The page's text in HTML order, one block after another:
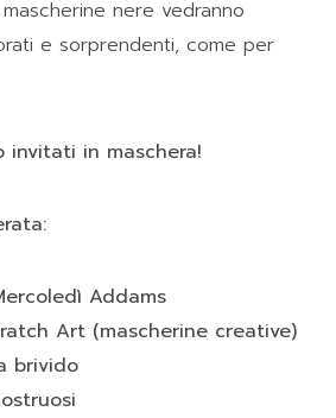
nere vedranno
e sorprendenti, come per
invitati in maschera!
Addams
Art (mascherine creative)
brivido